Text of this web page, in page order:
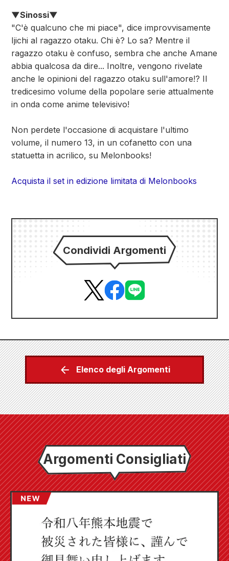
▼Sinossi▼
"C'è qualcuno che mi piace", dice improvvisamente
Ijichi al ragazzo otaku. Chi è? Lo sa? Mentre il
ragazzo otaku è confuso, sembra che anche Amane
abbia qualcosa da dire... Inoltre, vengono rivelate
anche le opinioni del ragazzo otaku sull'amore!? Il
tredicesimo volume della popolare serie attualmente
in onda come anime televisivo!
Non perdete l'occasione di acquistare l'ultimo
volume, il numero 13, in un cofanetto con una
statuetta in acrilico, su Melonbooks!
Acquista il set in edizione limitata di Melonbooks
Condividi Argomenti
Elenco degli Argomenti
Argomenti Consigliati